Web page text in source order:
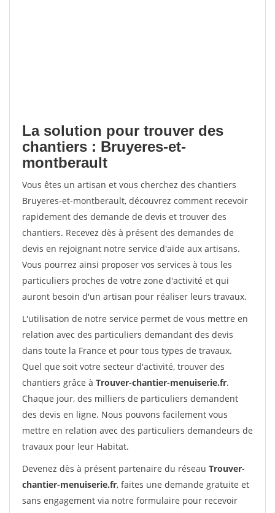
La solution pour trouver des
chantiers : Bruyeres-et-
montberault
Vous êtes un artisan et vous cherchez des chantiers
Bruyeres-et-montberault, découvrez comment recevoir
rapidement des demande de devis et trouver des
chantiers. Recevez dès à présent des demandes de
devis en rejoignant notre service d'aide aux artisans.
Vous pourrez ainsi proposer vos services à tous les
particuliers proches de votre zone d'activité et qui
auront besoin d'un artisan pour réaliser leurs travaux.
L'utilisation de notre service permet de vous mettre en
relation avec des particuliers demandant des devis
dans toute la France et pour tous types de travaux.
Quel que soit votre secteur d'activité, trouver des
chantiers grâce à Trouver-chantier-menuiserie.fr.
Chaque jour, des milliers de particuliers demandent
des devis en ligne. Nous pouvons facilement vous
mettre en relation avec des particuliers demandeurs de
travaux pour leur Habitat.
Devenez dès à présent partenaire du réseau Trouver-
chantier-menuiserie.fr, faites une demande gratuite et
sans engagement via notre formulaire pour recevoir